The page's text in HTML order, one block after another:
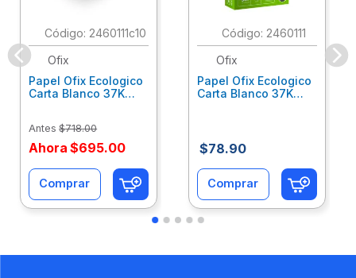
: 2460111c10
Ofix
Papel Ofix Ecologico
Carta Blanco 37K
Antes $718.00
Ahora $695.00
Comprar
: 2460111
Ofix
Papel Ofix Ecologico
Carta Blanco 37K
$78.90
Comprar